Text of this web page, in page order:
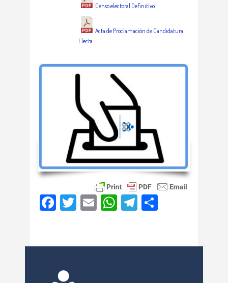
Censo electoral Definitivo
Acta de Proclamación de Candidatura
Electa
Facebook
TwitterEmailWhatsApp
Telegram